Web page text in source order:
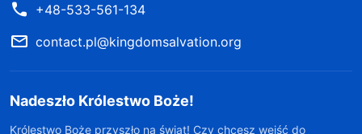
+48-533-561-134
contact.pl@kingdomsalvation.org
Nadeszło Królestwo Boże!
Królestwo Boże przyszło na świat! Czy chcesz wejść do